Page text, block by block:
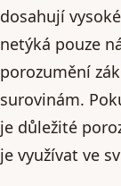
dosahují
netýká pouze
porozumění
surovinám.
je důležité
je využívat ve